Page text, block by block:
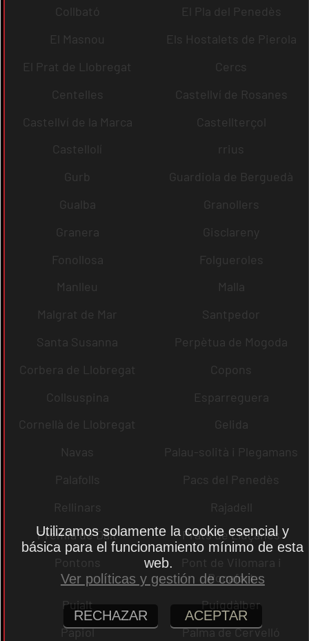
Collbató
El Pla del Penedès
El Masnou
Els Hostalets de Pierola
El Prat de Llobregat
Cercs
Centelles
Castellví de Rosanes
Castellví de la Marca
Castellterçol
Castellolí
rrius
Gurb
Guardiola de Berguedà
Gualba
Granollers
Granera
Gisclareny
Fonollosa
Folgueroles
Manlleu
Malla
Malgrat de Mar
Santpedor
Santa Susanna
Perpètua de Mogoda
Corbera de Llobregat
Copons
Collsuspina
Esparreguera
Cornellà de Llobregat
Gelida
Navas
Palau-solità i Plegamans
Palafolls
Pacs del Penedès
Rellinars
Rajadell
Premià de Dalt
Prats de Lluçanès
Pontons
Pont de Vilomara i
Rocafort
Pujalt
Puigdàlber
Papiol
Palma de Cervelló
Utilizamos solamente la cookie esencial y
básica para el funcionamiento mínimo de esta
web.
Ver políticas y gestión de cookies
RECHAZAR ACEPTAR